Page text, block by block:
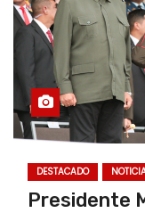
DESTACADO
Presidente